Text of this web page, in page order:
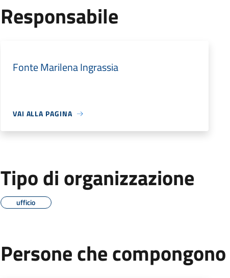
Responsabile
Fonte Marilena Ingrassia
VAI ALLA PAGINA
Tipo di organizzazione
ufficio
Persone che